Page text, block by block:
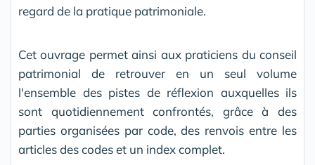
regard de la pratique patrimoniale.
Cet ouvrage permet ainsi aux praticiens du conseil
patrimonial de retrouver en un seul volume
l'ensemble des pistes de réflexion auxquelles ils
sont quotidiennement confrontés, grâce à des
parties organisées par code, des renvois entre les
articles des codes et un index complet.